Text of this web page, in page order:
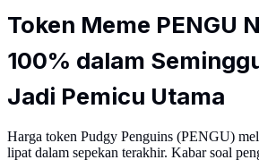
Token Meme PENGU
100% dalam
Jadi Pemicu Utama
Harga token Pudgy Penguins (PENGU)
lipat dalam sepekan terakhir. Kabar soal